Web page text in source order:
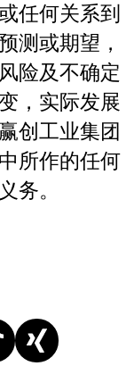
任何关系到
测或期望，
险及不确定
，实际发展
创工业集团
所作的任何
务。